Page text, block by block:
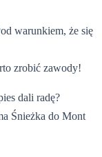
warunkiem, że się
zrobić zawody!
dali radę?
Śnieżka do Mont